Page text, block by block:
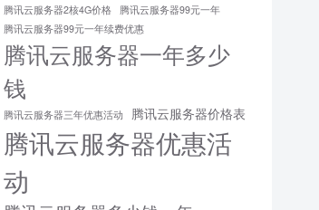
腾讯云服务器2核4G价格
腾讯云服务器99元一年
腾讯云服务器99元一年续费优惠
腾讯云服务器一年多少
钱
腾讯云服务器三年优惠活动 腾讯云服务器价格表
腾讯云服务器优惠活
动